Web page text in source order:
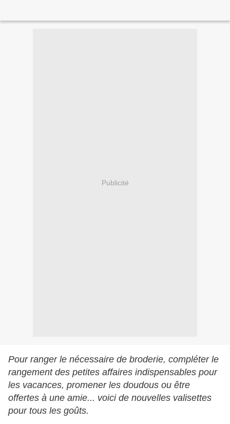
Publicité
Pour ranger le nécessaire de broderie, compléter le
rangement des petites affaires indispensables pour
les vacances, promener les doudous ou être
offertes à une amie... voici de nouvelles valisettes
pour tous les goûts.